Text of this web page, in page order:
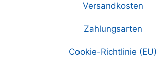
Versandkosten
Zahlungsarten
Cookie-Richtlinie (EU)